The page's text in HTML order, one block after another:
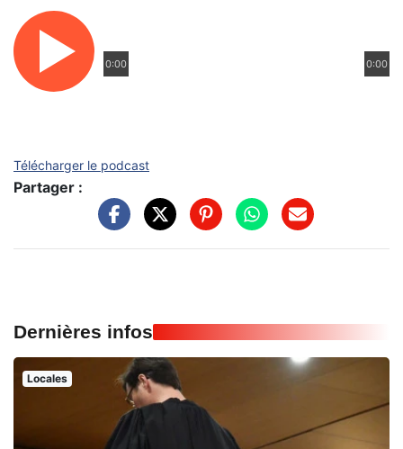
0:00 0:00
Télécharger le podcast
Partager :
Dernières infos
Locales